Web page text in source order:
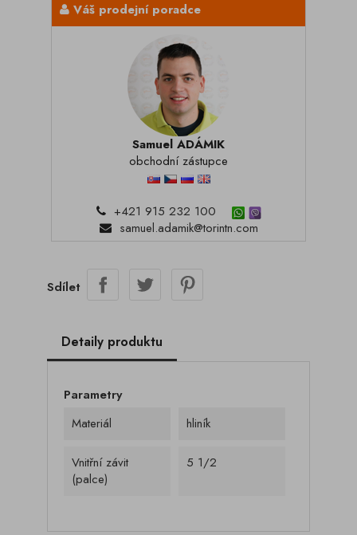
Váš prodejní poradce
Samuel ADÁMIK
obchodní zástupce
+421 915 232 100
samuel.adamik@torintn.com
Sdílet
Detaily produktu
Parametry
Materiál
hliník
Vnitřní závit
(palce)
5 1/2